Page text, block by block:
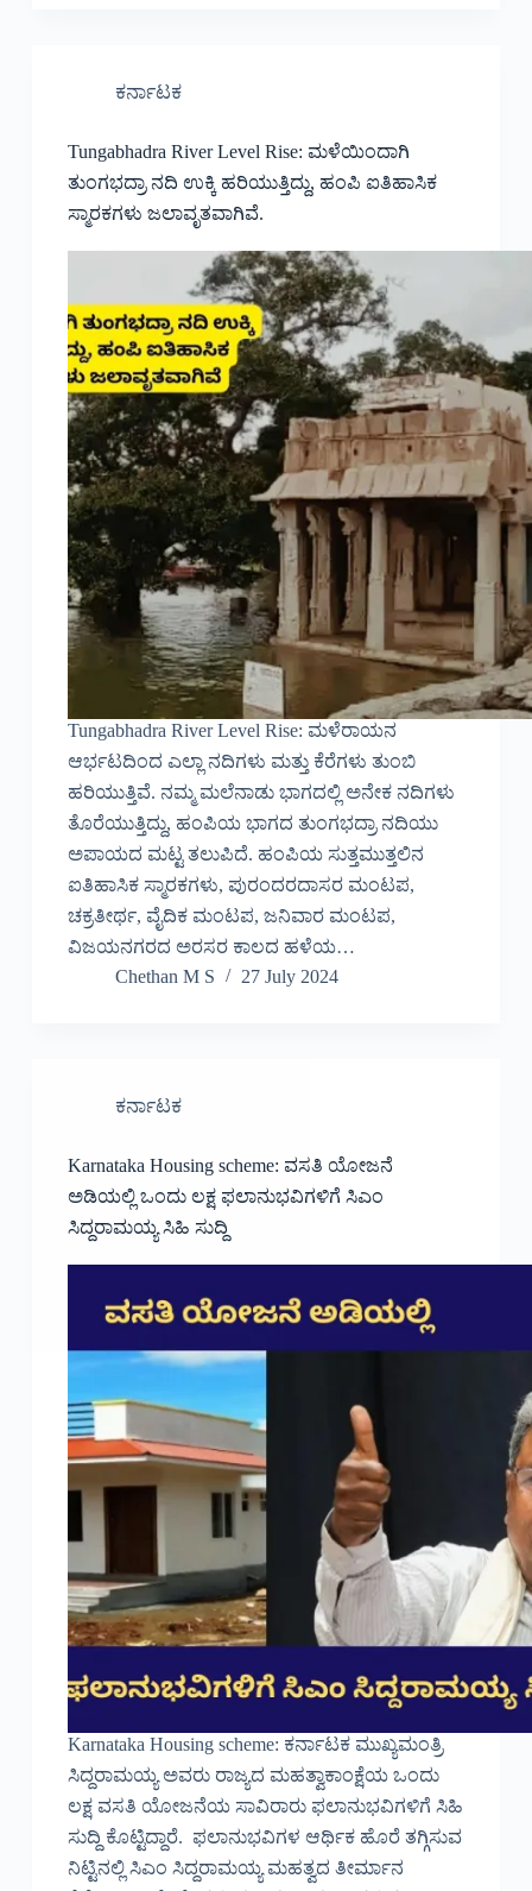
ಕರ್ನಾಟಕ
Tungabhadra River Level Rise: ಮಳೆಯಿಂದಾಗಿ
ತುಂಗಭದ್ರಾ ನದಿ ಉಕ್ಕಿ ಹರಿಯುತ್ತಿದ್ದು, ಹಂಪಿ ಐತಿಹಾಸಿಕ
ಸ್ಮಾರಕಗಳು ಜಲಾವೃತವಾಗಿವೆ.
Tungabhadra River Level Rise: ಮಳೆರಾಯನ
ಆರ್ಭಟದಿಂದ ಎಲ್ಲಾ ನದಿಗಳು ಮತ್ತು ಕೆರೆಗಳು ತುಂಬಿ
ಹರಿಯುತ್ತಿವೆ. ನಮ್ಮ ಮಲೆನಾಡು ಭಾಗದಲ್ಲಿ ಅನೇಕ ನದಿಗಳು
ತೊರೆಯುತ್ತಿದ್ದು, ಹಂಪಿಯ ಭಾಗದ ತುಂಗಭದ್ರಾ ನದಿಯು
ಅಪಾಯದ ಮಟ್ಟ ತಲುಪಿದೆ. ಹಂಪಿಯ ಸುತ್ತಮುತ್ತಲಿನ
ಐತಿಹಾಸಿಕ ಸ್ಮಾರಕಗಳು, ಪುರಂದರದಾಸರ ಮಂಟಪ,
ಚಕ್ರತೀರ್ಥ, ವೈದಿಕ ಮಂಟಪ, ಜನಿವಾರ ಮಂಟಪ,
ವಿಜಯನಗರದ ಅರಸರ ಕಾಲದ ಹಳೆಯ…
Chethan M S
27 July 2024
ಕರ್ನಾಟಕ
Karnataka Housing scheme: ವಸತಿ ಯೋಜನೆ
ಅಡಿಯಲ್ಲಿ ಒಂದು ಲಕ್ಷ ಫಲಾನುಭವಿಗಳಿಗೆ ಸಿಎಂ
ಸಿದ್ದರಾಮಯ್ಯ ಸಿಹಿ ಸುದ್ದಿ
Karnataka Housing scheme: ಕರ್ನಾಟಕ ಮುಖ್ಯಮಂತ್ರಿ
ಸಿದ್ದರಾಮಯ್ಯ ಅವರು ರಾಜ್ಯದ ಮಹತ್ವಾಕಾಂಕ್ಷೆಯ ಒಂದು
ಲಕ್ಷ ವಸತಿ ಯೋಜನೆಯ ಸಾವಿರಾರು ಫಲಾನುಭವಿಗಳಿಗೆ ಸಿಹಿ
ಸುದ್ದಿ ಕೊಟ್ಟಿದ್ದಾರೆ. ಫಲಾನುಭವಿಗಳ ಆರ್ಥಿಕ ಹೊರೆ ತಗ್ಗಿಸುವ
ನಿಟ್ಟಿನಲ್ಲಿ ಸಿಎಂ ಸಿದ್ದರಾಮಯ್ಯ ಮಹತ್ವದ ತೀರ್ಮಾನ